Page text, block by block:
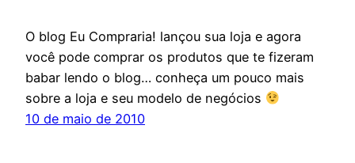
O blog Eu Compraria! lançou sua loja e agora
você pode comprar os produtos que te fizeram
babar lendo o blog… conheça um pouco mais
sobre a loja e seu modelo de negócios
10 de maio de 2010